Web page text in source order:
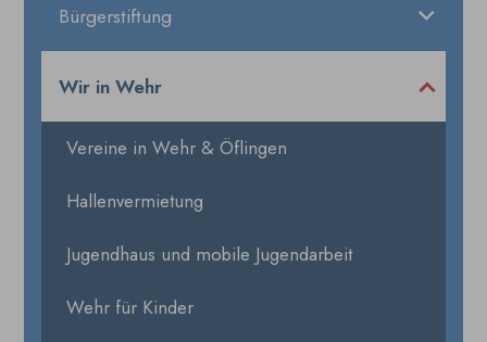
Bürgerstiftung
Wir in Wehr
Vereine in Wehr & Öflingen
Hallenvermietung
Jugendhaus und mobile Jugendarbeit
Wehr für Kinder